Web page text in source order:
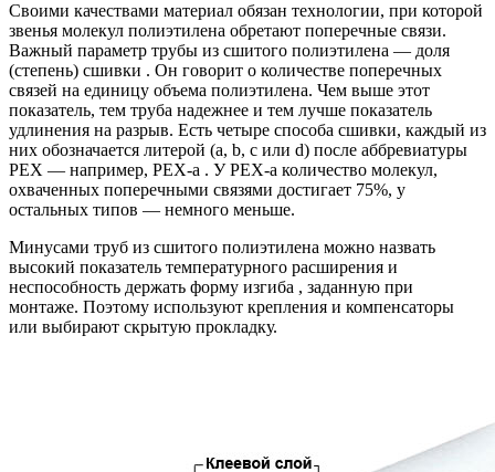
Своими качествами материал обязан технологии, при которой
звенья молекул полиэтилена обретают поперечные связи.
Важный параметр трубы из сшитого полиэтилена — доля
(степень) сшивки . Он говорит о количестве поперечных
связей на единицу объема полиэтилена. Чем выше этот
показатель, тем труба надежнее и тем лучше показатель
удлинения на разрыв. Есть четыре способа сшивки, каждый из
них обозначается литерой (a, b, с или d) после аббревиатуры
PEX — например, PEX-a . У PEX-a количество молекул,
охваченных поперечными связями достигает 75%, у
остальных типов — немного меньше.
Минусами труб из сшитого полиэтилена можно назвать
высокий показатель температурного расширения и
неспособность держать форму изгиба , заданную при
монтаже. Поэтому используют крепления и компенсаторы
или выбирают скрытую прокладку.